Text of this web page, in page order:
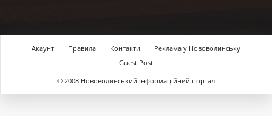
Акаунт Правила Контакти
Реклама у Нововолинську
Guest Post
© 2008 Нововолинський інформаційний портал